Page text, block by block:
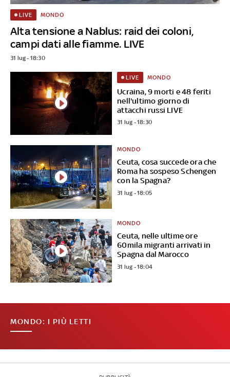
Alta tensione a Nablus: raid dei coloni,
campi dati alle fiamme. LIVE
LIVE MONDO
31 lug - 18:30
Ucraina, 9 morti e 48 feriti
nell'ultimo giorno di
attacchi russi LIVE
LIVE MONDO
31 lug - 18:30
Ceuta, cosa succede ora che
Roma ha sospeso Schengen
con la Spagna?
MONDO
31 lug - 18:05
Ceuta, nelle ultime ore
60mila migranti arrivati in
Spagna dal Marocco
MONDO
31 lug - 18:04
MONDO: I PIÙ LETTI